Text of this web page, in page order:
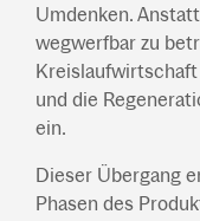
Umdenken.
wegwerfbar zu
und die
ein.
Dieser Übergang
Phasen des